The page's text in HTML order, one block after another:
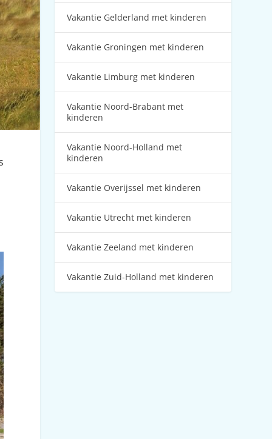
Vakantie Gelderland met kinderen
Vakantie Groningen met kinderen
Vakantie Limburg met kinderen
Vakantie Noord-Brabant met
kinderen
Vakantie Noord-Holland met
kinderen
Vakantie Overijssel met kinderen
Vakantie Utrecht met kinderen
Vakantie Zeeland met kinderen
Vakantie Zuid-Holland met kinderen